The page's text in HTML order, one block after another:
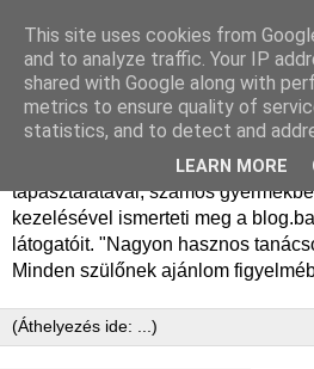
Dr. Bauer Béla
Dr. Bauer Béla Ph.D.
tapasztalatával, számos
kezelésével ismerteti meg a
látogatóit. "Nagyon hasznos
Minden szülőnek ajánlom
This site uses cookies from
and to analyze traffic. Your IP
shared with Google along with
metrics to ensure quality of
statistics, and to detect and
LEARN MORE